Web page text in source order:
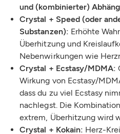
und (kombinierter)
Crystal + Speed (oder
Substanzen): Erhöhte
Überhitzung und
Nebenwirkungen wie
Crystal + Ecstasy/MDMA:
Wirkung von Ecstasy/
dass du zu viel Ecstasy
nachlegst. Die
extrem, Überhitzung wird
Crystal + Kokain: Herz-